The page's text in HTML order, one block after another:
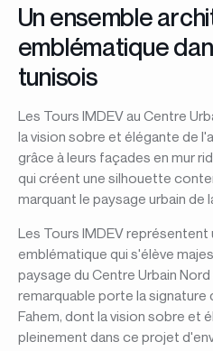
Un ensemble
emblématique
tunisois
Les Tours IMDEV au Centre
la vision sobre et élégante de
grâce à leurs façades en mur
qui créent une silhouette
marquant le paysage urbain de
Les Tours IMDEV
emblématique qui s'élève
paysage du Centre Urbain
remarquable porte la signature
Fahem, dont la vision sobre et
pleinement dans ce projet